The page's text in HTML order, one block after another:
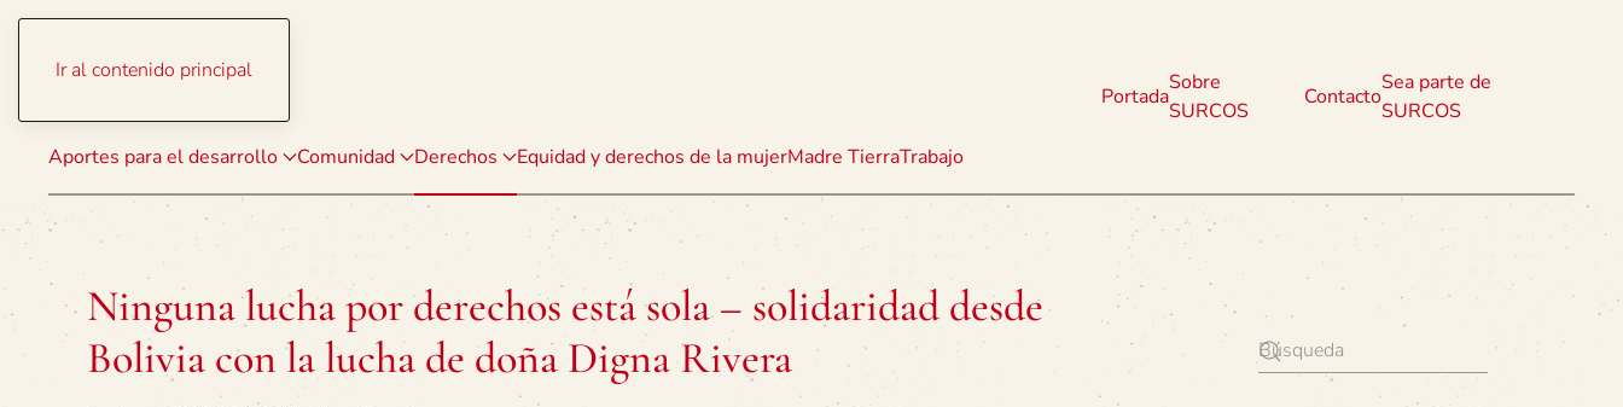
Ir al contenido principal
Aportes para el desarrollo Comunidad Derechos Equidad y derechos de la mujerMadre TierraTrabajo
Portada
Sobre
SURCOS
Contacto
Sea parte de
SURCOS
Ninguna lucha por derechos está sola – solidaridad desde
Bolivia con la lucha de doña Digna Rivera